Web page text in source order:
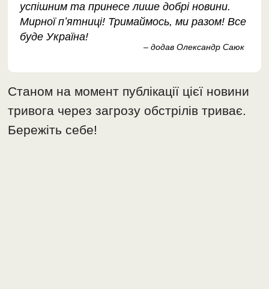
успішним та принесе лише добрі новини.
Мирної пʼятниці! Тримаймось, ми разом! Все
буде Україна!
– додав Олександр Саюк
Станом на момент публікації цієї новини
тривога через загрозу обстрілів триває.
Бережіть себе!